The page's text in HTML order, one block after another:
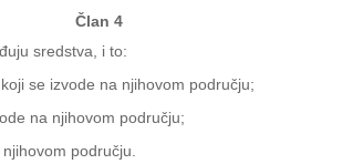
Član 4
sredstva, i to:
se izvode na njihovom području;
na njihovom području;
području.